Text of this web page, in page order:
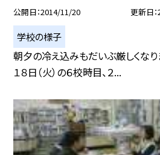
公開日 2014/11/20 更新日
学校の様子
朝夕の冷え込みもだいぶ厳しくなり
１８日（火）の６校時目、２...